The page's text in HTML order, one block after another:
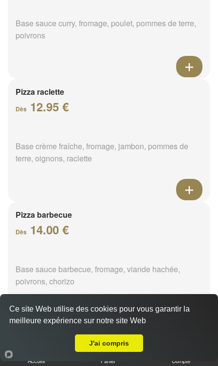
Base sauce curry, fromage, poulet, pommes de terre,
poivrons
Pizza raclette
Dès 12.95 €
Base crème fraîche, fromage, jambon, pommes de
terre, oignons, raclette
Pizza barbecue
Dès 14.00 €
Base sauce barbecue, fromage, viande hachée,
poivrons, chorizo
Accueil Panier Compte
Ce site Web utilise des cookies pour vous garantir la
meilleure expérience sur notre site Web
J'ai compris